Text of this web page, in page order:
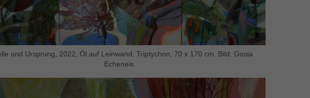
und Ursprung, 2022, Öl auf Leinwand, Triptychon, 70 x 170 cm. Bild: Gosia
Echeneis.